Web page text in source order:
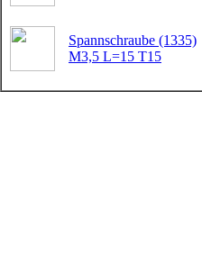
Spannschraube (1335)
M3,5 L=15 T15